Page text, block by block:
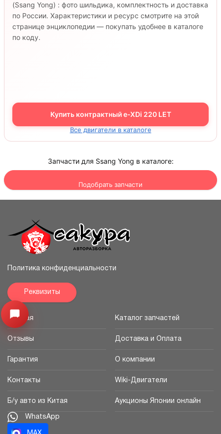
(Ssang Yong) : фото шильдика, комплектность и доставка
по России. Характеристики и ресурс смотрите на этой
странице энциклопедии — покупать удобнее в каталоге
по коду.
Купить контрактный e-XDi 220 LET
Все двигатели в каталоге
Запчасти для Ssang Yong в каталоге:
Подобрать запчасти
Открыть меню
Политика конфиденциальности
Реквизиты
Главная Каталог запчастей
Отзывы Доставка и Оплата
Гарантия О компании
Контакты Wiki-Двигатели
Б/у авто из Китая Аукционы Японии онлайн
WhatsApp